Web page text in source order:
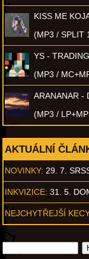
KISS ME
(MP3 / SPLIT
YS -
(MP3 /
ARANANAR -
(MP3 /
AKTUÁLNÍ
NOVINKY: 29. 7.
INKVIZICE: 31. 5.
NEJCHYTŘEJŠÍ